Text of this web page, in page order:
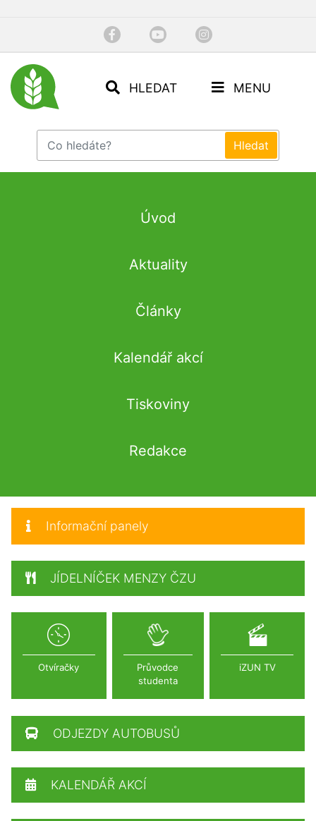
HLEDAT MENU
Úvod
Aktuality
Články
Kalendář akcí
Tiskoviny
Redakce
Informační panely
JÍDELNÍČEK MENZY ČZU
Otvíračky
Průvodce
studenta
iZUN TV
ODJEZDY AUTOBUSŮ
KALENDÁŘ AKCÍ